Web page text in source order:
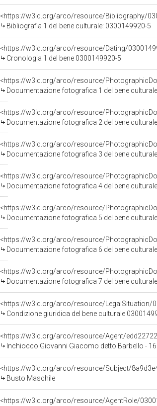
<https://w3id.org/arco/resource/Bibliography/
Bibliografia 1 del bene culturale: 0300149920-5
<https://w3id.org/arco/resource/Dating/
Cronologia 1 del bene 0300149920-5
<https://w3id.org/arco/resource/
Documentazione fotografica 1 del bene
<https://w3id.org/arco/resource/
Documentazione fotografica 2 del bene
<https://w3id.org/arco/resource/
Documentazione fotografica 3 del bene
<https://w3id.org/arco/resource/
Documentazione fotografica 4 del bene
<https://w3id.org/arco/resource/
Documentazione fotografica 5 del bene
<https://w3id.org/arco/resource/
Documentazione fotografica 6 del bene
<https://w3id.org/arco/resource/
Documentazione fotografica 7 del bene
<https://w3id.org/arco/resource/LegalSituation/
Condizione giuridica del bene culturale
<https://w3id.org/arco/resource/Agent/
Inchiocco Giovanni Giacomo detto Barbello -
<https://w3id.org/arco/resource/Subject/
Busto Maschile
<https://w3id.org/arco/resource/AgentRole/